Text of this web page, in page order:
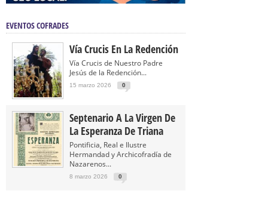
EVENTOS COFRADES
Vía Crucis En La Redención
Vía Crucis de Nuestro Padre
Jesús de la Redención...
15 marzo 2026 0
Septenario A La Virgen De
La Esperanza De Triana
Pontificia, Real e Ilustre
Hermandad y Archicofradía de
Nazarenos...
8 marzo 2026 0